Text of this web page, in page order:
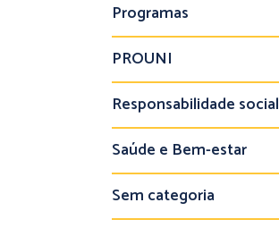
Programas
PROUNI
Responsabilidade social
Saúde e Bem-estar
Sem categoria